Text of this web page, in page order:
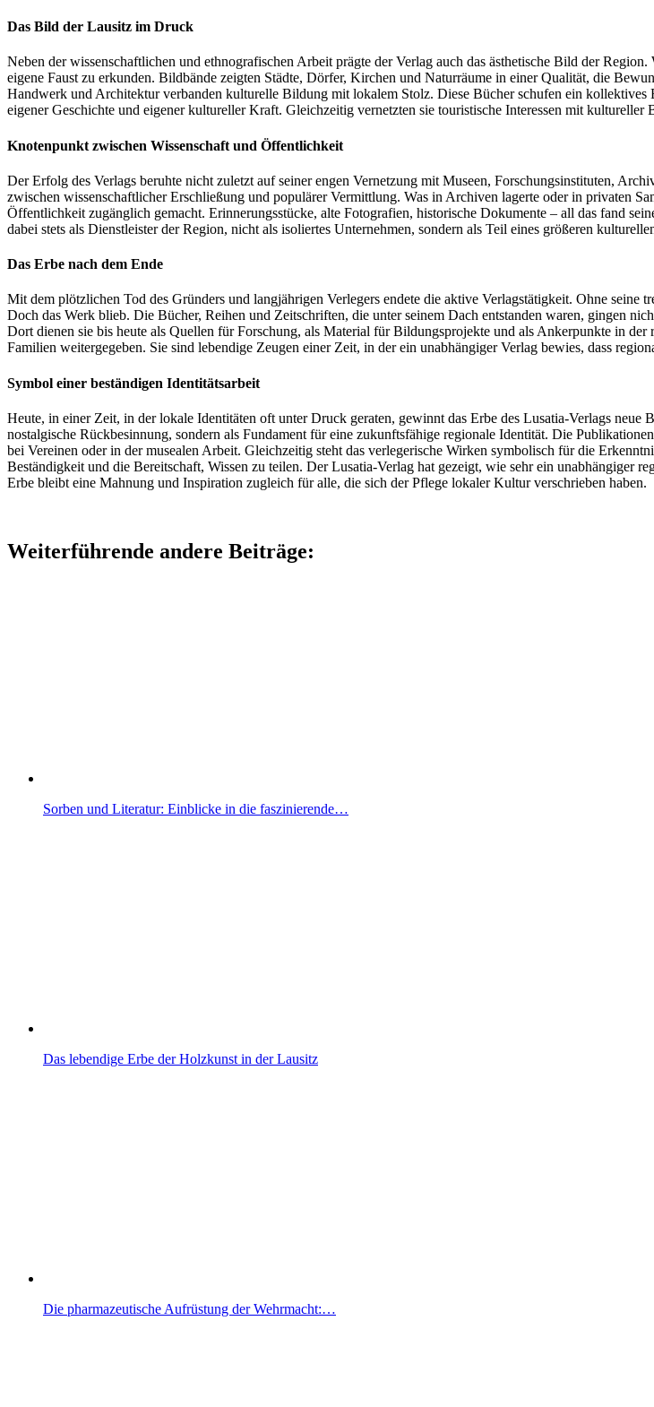
Das Bild der Lausitz im Druck
Neben der wissenschaftlichen und ethnografischen Arbeit prägte der Verlag auch das ästhetische Bild der
eigene Faust zu erkunden. Bildbände zeigten Städte, Dörfer, Kirchen und Naturräume in einer Qualität, die
Handwerk und Architektur verbanden kulturelle Bildung mit lokalem Stolz. Diese Bücher schufen ein
eigener Geschichte und eigener kultureller Kraft. Gleichzeitig vernetzten sie touristische Interessen mit
Knotenpunkt zwischen Wissenschaft und Öffentlichkeit
Der Erfolg des Verlags beruhte nicht zuletzt auf seiner engen Vernetzung mit Museen, Forschungsinstituten,
zwischen wissenschaftlicher Erschließung und populärer Vermittlung. Was in Archiven lagerte oder in privaten
Öffentlichkeit zugänglich gemacht. Erinnerungsstücke, alte Fotografien, historische Dokumente – all das fand
dabei stets als Dienstleister der Region, nicht als isoliertes Unternehmen, sondern als Teil eines größeren
Das Erbe nach dem Ende
Mit dem plötzlichen Tod des Gründers und langjährigen Verlegers endete die aktive Verlagstätigkeit. Ohne
Doch das Werk blieb. Die Bücher, Reihen und Zeitschriften, die unter seinem Dach entstanden waren, gingen
Dort dienen sie bis heute als Quellen für Forschung, als Material für Bildungsprojekte und als Ankerpunkte in
Familien weitergegeben. Sie sind lebendige Zeugen einer Zeit, in der ein unabhängiger Verlag bewies, dass
Symbol einer beständigen Identitätsarbeit
Heute, in einer Zeit, in der lokale Identitäten oft unter Druck geraten, gewinnt das Erbe des Lusatia‑Verlags
nostalgische Rückbesinnung, sondern als Fundament für eine zukunftsfähige regionale Identität. Die
bei Vereinen oder in der musealen Arbeit. Gleichzeitig steht das verlegerische Wirken symbolisch für die
Beständigkeit und die Bereitschaft, Wissen zu teilen. Der Lusatia‑Verlag hat gezeigt, wie sehr ein unabhängiger
Erbe bleibt eine Mahnung und Inspiration zugleich für alle, die sich der Pflege lokaler Kultur verschrieben haben.
Weiterführende andere Beiträge:
Sorben und Literatur: Einblicke in die faszinierende…
Das lebendige Erbe der Holzkunst in der Lausitz
Die pharmazeutische Aufrüstung der Wehrmacht:…